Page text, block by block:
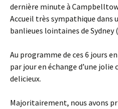
dernière minute à
Accueil très sympathique dans
banlieues lointaines de Sydney
Au programme de ces 6 jours
par jour en échange d’une jolie
delicieux.
Majoritairement, nous avons